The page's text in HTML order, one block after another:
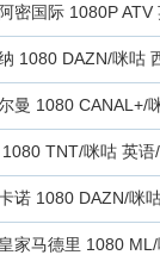
密国际 1080P ATV
1080 DAZN/咪咕
曼 1080 CANAL+/
TNT/咪咕 英语
诺 1080 DAZN/咪
家马德里 1080